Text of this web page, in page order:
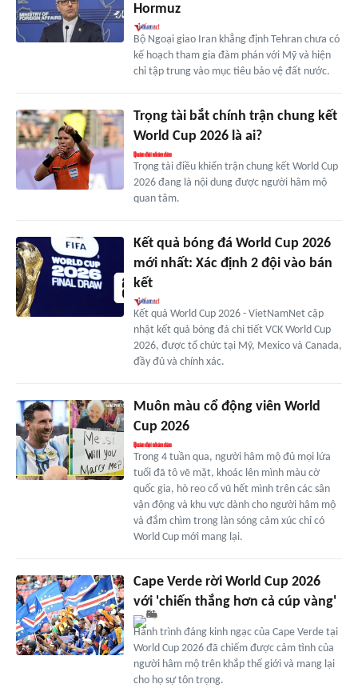
Hormuz
Bộ Ngoại giao Iran khẳng định Tehran chưa có
kế hoạch tham gia đàm phán với Mỹ và hiện
chỉ tập trung vào mục tiêu bảo vệ đất nước.
Trọng tài bắt chính trận chung kết
World Cup 2026 là ai?
Trọng tài điều khiển trận chung kết World Cup
2026 đang là nội dung được người hâm mộ
quan tâm.
Kết quả bóng đá World Cup 2026
mới nhất: Xác định 2 đội vào bán
kết
Kết quả World Cup 2026 - VietNamNet cập
nhật kết quả bóng đá chi tiết VCK World Cup
2026, được tổ chức tại Mỹ, Mexico và Canada,
đầy đủ và chính xác.
Muôn màu cổ động viên World
Cup 2026
Trong 4 tuần qua, người hâm mộ đủ mọi lứa
tuổi đã tô vẽ mặt, khoác lên mình màu cờ
quốc gia, hò reo cổ vũ hết mình trên các sân
vận động và khu vực dành cho người hâm mộ
và đắm chìm trong làn sóng cảm xúc chỉ có
World Cup mới mang lại.
Cape Verde rời World Cup 2026
với 'chiến thắng hơn cả cúp vàng'
Hành trình đáng kinh ngạc của Cape Verde tại
World Cup 2026 đã chiếm được cảm tình của
người hâm mộ trên khắp thế giới và mang lại
cho họ sự tôn trọng.